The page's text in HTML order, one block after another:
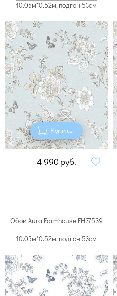
10.05м*0.52м, подгон 53см
Купить
4 990 руб.
Обои Aura Farmhouse FH37539
10.05м*0.52м, подгон 53см